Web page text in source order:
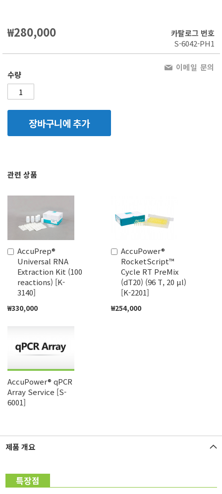
₩280,000
카탈로그 번호
S-6042-PH1
수량
장바구니에 추가
이메일 문의
관련 상품
AccuPrep®
Universal RNA
Extraction Kit (100
reactions) [K-
3140]
₩330,000
장
바
구
니
에
가
AccuPower®
RocketScript™
Cycle RT PreMix
(dT20) (96 T, 20 μl)
[K-2201]
₩254,000
장
바
구
니
에
가
AccuPower® qPCR
Array Service [S-
6001]
제품 개요
특장점